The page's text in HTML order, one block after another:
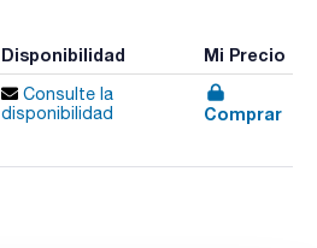
Disponibilidad Mi Precio
Consulte la
disponibilidad
Comprar